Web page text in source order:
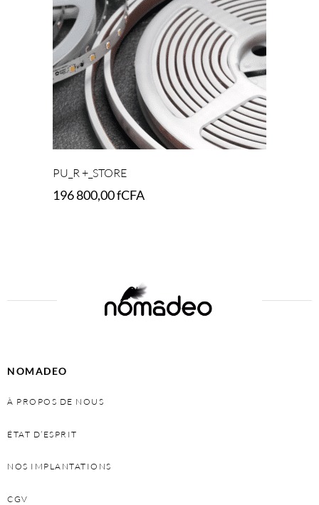
PU_R +_STORE
196 800,00fCFA
NOMADEO
À PROPOS DE NOUS
ÉTAT D’ESPRIT
NOS IMPLANTATIONS
CGV